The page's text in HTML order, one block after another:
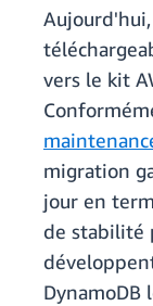
Aujourd'hui,
vers le kit
migration
jour en
de stabilité
DynamoDB